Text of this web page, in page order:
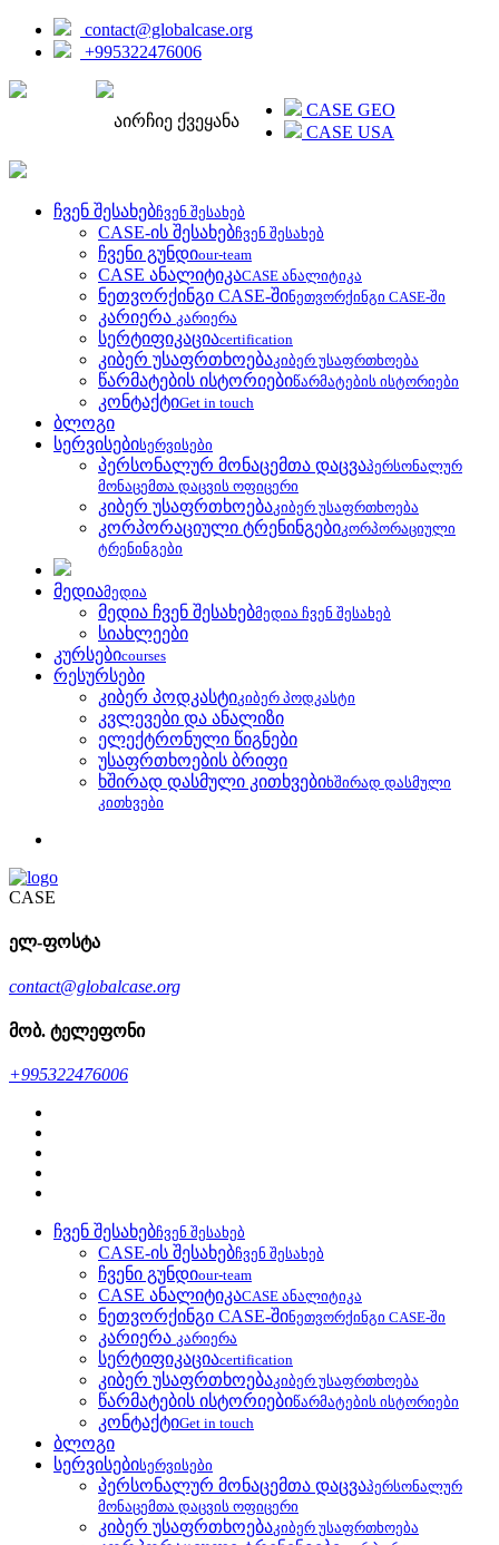
contact@globalcase.org
+995322476006
აირჩიე ქვეყანა
CASE GEO
CASE USA
ჩვენ შესახებჩვენ შესახებ
CASE-ის შესახებჩვენ შესახებ
ჩვენი გუნდიour-team
CASE ანალიტიკაCASE ანალიტიკა
ნეთვორქინგი CASE-შინეთვორქინგი CASE-ში
კარიერა კარიერა
სერტიფიკაციაcertification
კიბერ უსაფრთხოებაკიბერ უსაფრთხოება
წარმატების ისტორიებიწარმატების ისტორიები
კონტაქტიGet in touch
ბლოგი
სერვისებისერვისები
პერსონალურ მონაცემთა დაცვაპერსონალურ
მონაცემთა დაცვის ოფიცერი
კიბერ უსაფრთხოებაკიბერ უსაფრთხოება
კორპორაციული ტრენინგებიკორპორაციული
ტრენინგები
მედიამედია
მედია ჩვენ შესახებმედია ჩვენ შესახებ
სიახლეები
კურსებიcourses
რესურსები
კიბერ პოდკასტიკიბერ პოდკასტი
კვლევები და ანალიზი
ელექტრონული წიგნები
უსაფრთხოების ბრიფი
ხშირად დასმული კითხვებიხშირად დასმული
კითხვები
CASE
ელ-ფოსტა
contact@globalcase.org
მობ. ტელეფონი
+995322476006
ჩვენ შესახებჩვენ შესახებ
CASE-ის შესახებჩვენ შესახებ
ჩვენი გუნდიour-team
CASE ანალიტიკაCASE ანალიტიკა
ნეთვორქინგი CASE-შინეთვორქინგი CASE-ში
კარიერა კარიერა
სერტიფიკაციაcertification
კიბერ უსაფრთხოებაკიბერ უსაფრთხოება
წარმატების ისტორიებიწარმატების ისტორიები
კონტაქტიGet in touch
ბლოგი
სერვისებისერვისები
პერსონალურ მონაცემთა დაცვაპერსონალურ
მონაცემთა დაცვის ოფიცერი
კიბერ უსაფრთხოებაკიბერ უსაფრთხოება